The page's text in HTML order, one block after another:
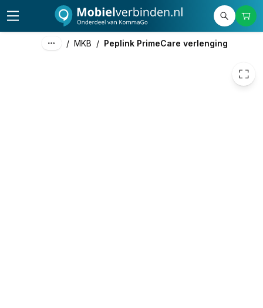
/ MKB / Peplink PrimeCare verlenging
49,00 excl. btw
59,29 incl. btw